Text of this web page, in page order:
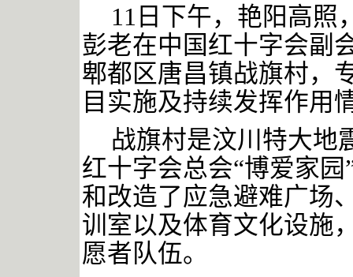
11日下午，艳阳高照
彭老在中国红十字会副
郫都区唐昌镇战旗村，
目实施及持续发挥作用
战旗村是汶川特大地
红十字会总会“博爱家
和改造了应急避难广场
训室以及体育文化设施
愿者队伍。